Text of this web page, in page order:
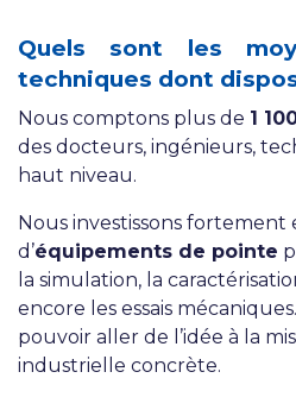
Quels sont les
techniques dont
Nous comptons plus de 1
des docteurs, ingénieurs,
haut niveau.
Nous investissons fortement
d’équipements de pointe
la simulation, la
encore les essais
pouvoir aller de l’idée à la
industrielle concrète.